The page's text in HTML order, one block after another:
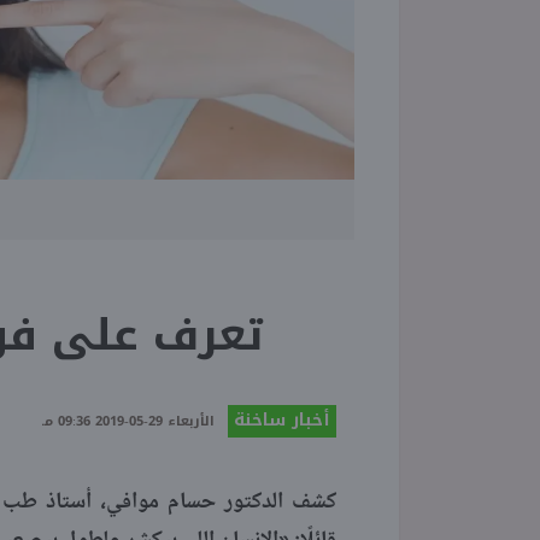
تعرف على
أخبار ساخنة الأربعاء 29-05-2019 09:36 مـ
كشف الدكتور حسام موافي، أستاذ طب